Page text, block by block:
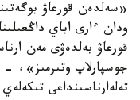
«سەلدەن قورعاۋ
ودان ءارى اباي
قورعاۋ بەلدەۋى مەن
جوسپارلاپ وتىرمىز»، -
تەلەارناسىنداعى